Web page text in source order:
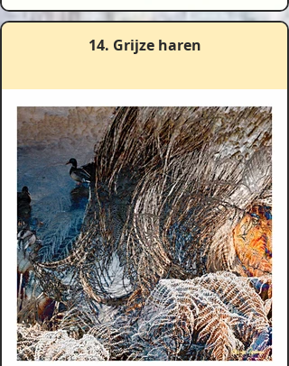
14. Grijze haren